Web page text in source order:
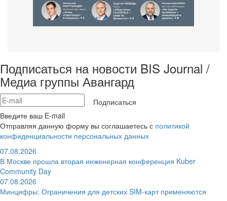
Подписаться на новости BIS Journal /
Медиа группы Авангард
Подписаться
Введите ваш E-mail
Отправляя данную форму вы соглашаетесь с политикой
конфиденциальности персональных данных
07.08.2026
В Москве прошла вторая инженерная конференция Kuber
Community Day
07.08.2026
Минцифры: Ограничения для детских SIM-карт применяются